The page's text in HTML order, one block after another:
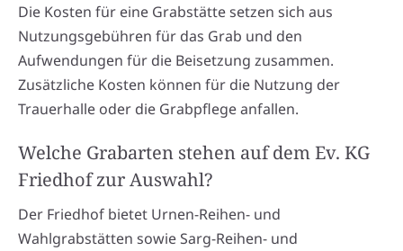
Die Kosten für eine Grabstätte setzen sich aus
Nutzungsgebühren für das Grab und den
Aufwendungen für die Beisetzung zusammen.
Zusätzliche Kosten können für die Nutzung der
Trauerhalle oder die Grabpflege anfallen.
Welche Grabarten stehen auf dem Ev. KG
Friedhof zur Auswahl?
Der Friedhof bietet Urnen-Reihen- und
Wahlgrabstätten sowie Sarg-Reihen- und